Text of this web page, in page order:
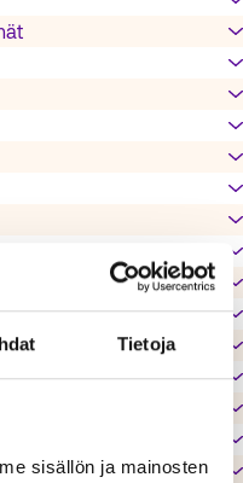
Tietoja
sisällön ja mainosten